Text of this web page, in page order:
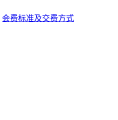
会费标准及交费方式